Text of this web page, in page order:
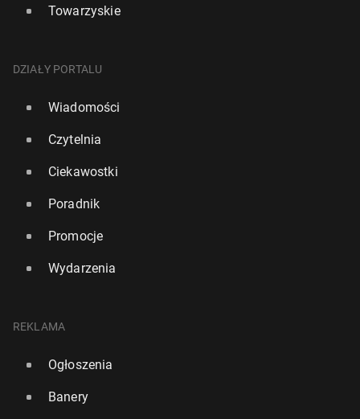
Towarzyskie
DZIAŁY PORTALU
Wiadomości
Czytelnia
Ciekawostki
Poradnik
Promocje
Wydarzenia
REKLAMA
Ogłoszenia
Banery